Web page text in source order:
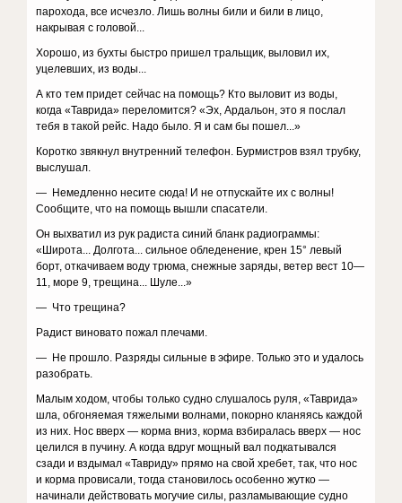
парохода, все исчезло. Лишь волны били и били в лицо,
накрывая с головой...
Хорошо, из бухты быстро пришел тральщик, выловил их,
уцелевших, из воды...
А кто тем придет сейчас на помощь? Кто выловит из воды,
когда «Таврида» переломится? «Эх, Ардальон, это я послал
тебя в такой рейс. Надо было. Я и сам бы пошел...»
Коротко звякнул внутренний телефон. Бурмистров взял трубку,
выслушал.
— Немедленно несите сюда! И не отпускайте их с волны!
Сообщите, что на помощь вышли спасатели.
Он выхватил из рук радиста синий бланк радиограммы:
«Широта... Долгота... сильное обледенение, крен 15° левый
борт, откачиваем воду трюма, снежные заряды, ветер вест 10—
11, море 9, трещина... Шуле...»
— Что трещина?
Радист виновато пожал плечами.
— Не прошло. Разряды сильные в эфире. Только это и удалось
разобрать.
Малым ходом, чтобы только судно слушалось руля, «Таврида»
шла, обгоняемая тяжелыми волнами, покорно кланяясь каждой
из них. Нос вверх — корма вниз, корма взбиралась вверх — нос
целился в пучину. А когда вдруг мощный вал подкатывался
сзади и вздымал «Тавриду» прямо на свой хребет, так, что нос
и корма провисали, тогда становилось особенно жутко —
начинали действовать могучие силы, разламывающие судно